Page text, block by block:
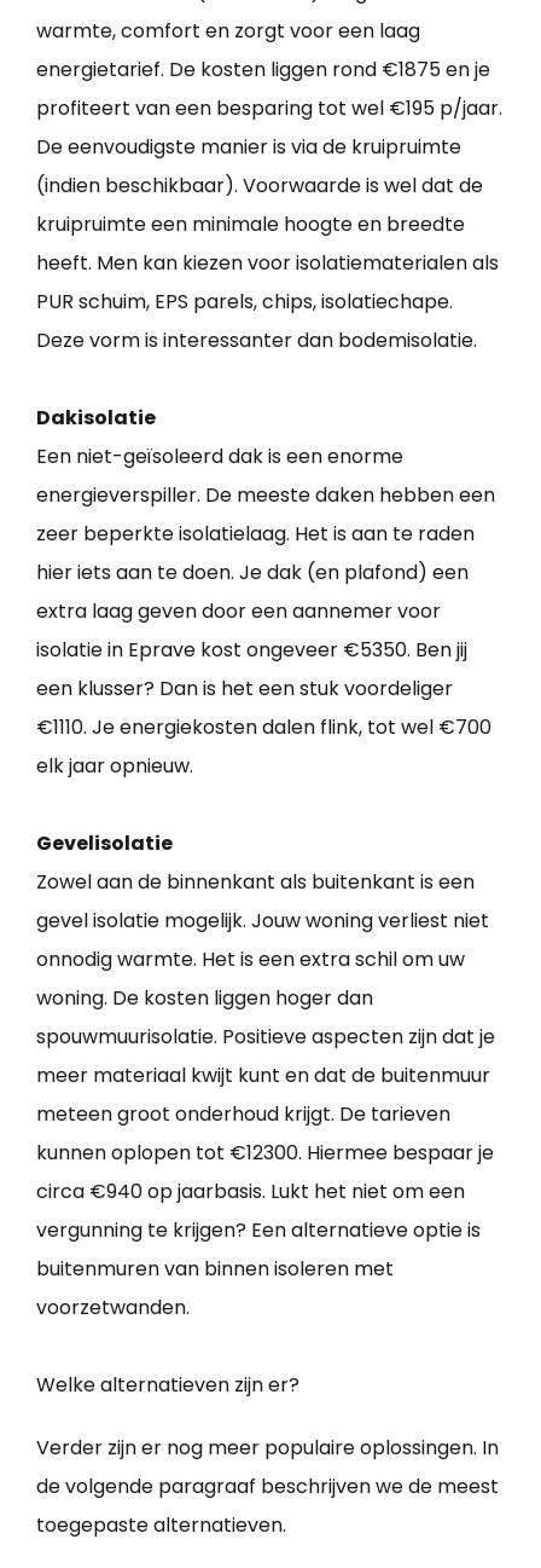
warmte, comfort en zorgt voor een laag
energietarief. De kosten liggen rond €1875 en je
profiteert van een besparing tot wel €195 p/jaar.
De eenvoudigste manier is via de kruipruimte
(indien beschikbaar). Voorwaarde is wel dat de
kruipruimte een minimale hoogte en breedte
heeft. Men kan kiezen voor isolatiematerialen als
PUR schuim, EPS parels, chips, isolatiechape.
Deze vorm is interessanter dan bodemisolatie.
Dakisolatie
Een niet-geïsoleerd dak is een enorme
energieverspiller. De meeste daken hebben een
zeer beperkte isolatielaag. Het is aan te raden
hier iets aan te doen. Je dak (en plafond) een
extra laag geven door een aannemer voor
isolatie in Eprave kost ongeveer €5350. Ben jij
een klusser? Dan is het een stuk voordeliger
€1110. Je energiekosten dalen flink, tot wel €700
elk jaar opnieuw.
Gevelisolatie
Zowel aan de binnenkant als buitenkant is een
gevel isolatie mogelijk. Jouw woning verliest niet
onnodig warmte. Het is een extra schil om uw
woning. De kosten liggen hoger dan
spouwmuurisolatie. Positieve aspecten zijn dat je
meer materiaal kwijt kunt en dat de buitenmuur
meteen groot onderhoud krijgt. De tarieven
kunnen oplopen tot €12300. Hiermee bespaar je
circa €940 op jaarbasis. Lukt het niet om een
vergunning te krijgen? Een alternatieve optie is
buitenmuren van binnen isoleren met
voorzetwanden.
Welke alternatieven zijn er?
Verder zijn er nog meer populaire oplossingen. In
de volgende paragraaf beschrijven we de meest
toegepaste alternatieven.